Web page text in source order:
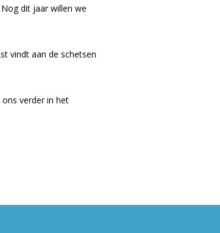
dit jaar willen we
vindt aan de schetsen
verder in het